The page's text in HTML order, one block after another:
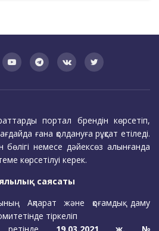
портал брендін көрсетіп,
ғана қолдануға рұқсат етіледі.
бөлігі немесе дәйексөз алынғанда
көрсетілуі керек.
саясаты
Ақпарат және қоғамдық даму
тіркеліп